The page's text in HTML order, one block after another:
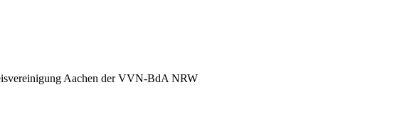
Aachen der VVN-BdA NRW